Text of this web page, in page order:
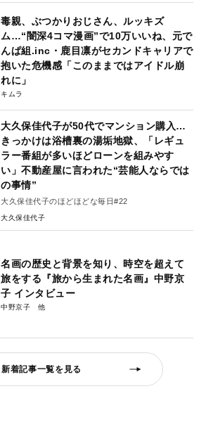
毒親、ぶつかりおじさん、ルッキズ
ム…“闇深4コマ漫画”で10万いいね、元で
んぱ組.inc・鹿目凛がセカンドキャリアで
抱いた危機感「このままではアイドル崩
れに」
キムラ
大久保佳代子が50代でマンション購入…
きっかけは浴槽裏の湯垢地獄、「レギュ
ラー番組が多いほどローンを組みやす
い」不動産屋に言われた“芸能人ならでは
の事情”
大久保佳代子のほどほどな毎日#22
大久保佳代子
名画の歴史と背景を知り、時空を超えて
旅をする『旅から生まれた名画』中野京
子 インタビュー
中野京子
新着記事一覧を見る